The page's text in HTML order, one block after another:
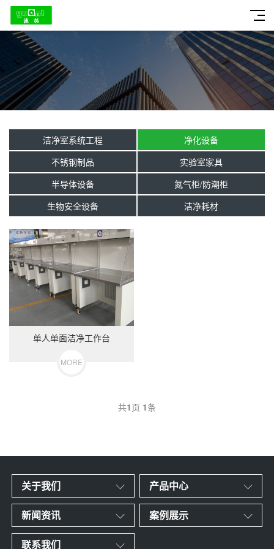
洁净室系统工程
净化设备
不锈钢制品
实验室家具
半导体设备
氮气柜/防潮柜
生物安全设备
洁净耗材
单人单面洁净工作台
MORE
共1页 1条
关于我们 产品中心
新闻资讯 案例展示
联系我们